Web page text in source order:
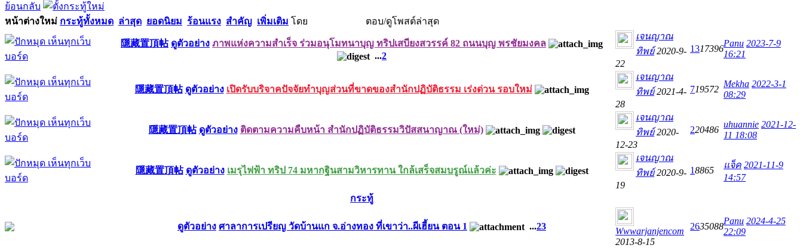
ย้อนกลับ
หน้าต่างใหม่ กระทู้ทั้งหมด ล่าสุด ยอดนิยม ร้อนแรง สำคัญ เพิ่มเติม โดย ตอบ/ดูโพสต์ล่าสุด
隱藏置頂帖 ดูตัวอย่าง ภาพแห่งความสำเร็จ ร่วมอนุโมทนาบุญ ทริปเสบียงสวรรค์ 82 ถนนบุญ พรชัยมงคล
...2
เจนญาณ
ทิพย์ 2020-9-
22
1317396
Panu 2023-7-9
16:21
隱藏置頂帖 ดูตัวอย่าง เปิดรับบริจาคปัจจัยทำบุญส่วนที่ขาดของสำนักปฏิบัติธรรม เร่งด่วน รอบใหม่
เจนญาณ
ทิพย์ 2021-4-
28
719572
Mekha 2022-3-1
08:29
隱藏置頂帖 ดูตัวอย่าง ติดตามความคืบหน้า สำนักปฏิบัติธรรมวิปัสสนาญาณ (ใหม่)
เจนญาณ
ทิพย์ 2020-
12-23
220486
uhuannie 2021-12-
11 18:08
隱藏置頂帖 ดูตัวอย่าง เมรุไฟฟ้า ทริป 74 มหากฐินสามวิหารทาน ใกล้เสร็จสมบรูณ์แล้วค่ะ
เจนญาณ
ทิพย์ 2020-9-
19
18865
แจ็ค 2021-11-9
14:57
กระทู้
ดูตัวอย่าง ศาลาการเปรียญ วัดบ้านแก จ.อ่างทอง ที่เขาว่า..ผีเฮี้ยน ตอน 1 ...23
Wwwarjanjencom
2013-8-15
2635088
Panu 2024-4-25
22:09